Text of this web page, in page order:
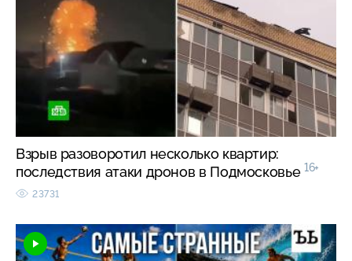
Взрыв разоворотил несколько квартир:
последствия атаки дронов в Подмосковье 16+
23731